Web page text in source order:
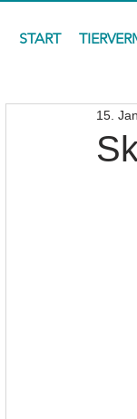
START
15. Jan.